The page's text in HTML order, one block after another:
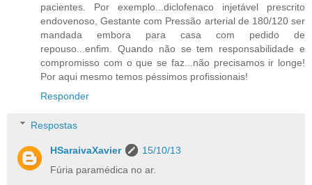
pacientes. Por exemplo...diclofenaco injetável prescrito
endovenoso, Gestante com Pressão arterial de 180/120 ser
mandada embora para casa com pedido de
repouso...enfim. Quando não se tem responsabilidade e
compromisso com o que se faz...não precisamos ir longe!
Por aqui mesmo temos péssimos profissionais!
Responder
Respostas
HSaraivaXavier
15/10/13
Fúria paramédica no ar.